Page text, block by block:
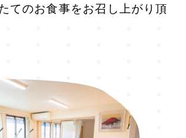
てのお食事をお召し上がり頂